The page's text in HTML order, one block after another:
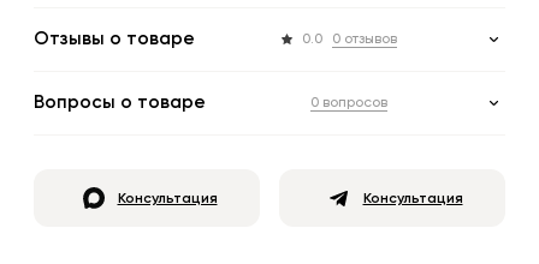
Отзывы о товаре 0.0 0 отзывов
Вопросы о товаре 0 вопросов
Консультация Консультация